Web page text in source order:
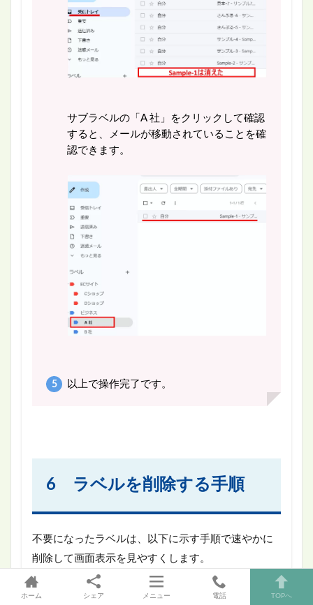
サブラベルの「A 社」をクリックして確認
すると、メールが移動されていることを確
認できます。
以上で操作完了です。
6 ラベルを削除する手順
不要になったラベルは、以下に示す手順で速やかに
削除して画面表示を見やすくします。
ホーム シェア メニュー 電話 TOPへ